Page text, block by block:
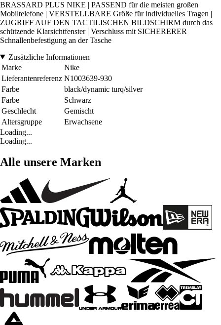
BRASSARD PLUS NIKE | PASSEND für die meisten großen
Mobiltelefone | VERSTELLBARE Größe für individuelles Tragen |
ZUGRIFF AUF DEN TACTILISCHEN BILDSCHIRM durch das
schützende Klarsichtfenster | Verschluss mit SICHERERER
Schnallenbefestigung an der Tasche
Zusätzliche Informationen
Marke
Nike
Lieferantenreferenz N1003639-930
Farbe
black/dynamic turq/silver
Farbe
Schwarz
Geschlecht
Gemischt
Altersgruppe
Erwachsene
Loading...
Loading...
Alle unsere Marken